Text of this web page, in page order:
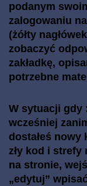
podanym
zalogowaniu
(żółty
zobaczyć
zakładkę,
potrzebne
W sytuacji gdy
wcześniej
dostałeś nowy
zły kod i strefy
na stronie,
„edytuj”